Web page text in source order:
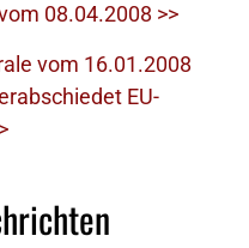
08.04.2008 >>
vom 16.01.2008
EU-